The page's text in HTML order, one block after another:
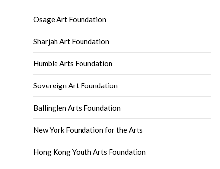
Osage Art Foundation
Sharjah Art Foundation
Humble Arts Foundation
Sovereign Art Foundation
Ballinglen Arts Foundation
New York Foundation for the Arts
Hong Kong Youth Arts Foundation